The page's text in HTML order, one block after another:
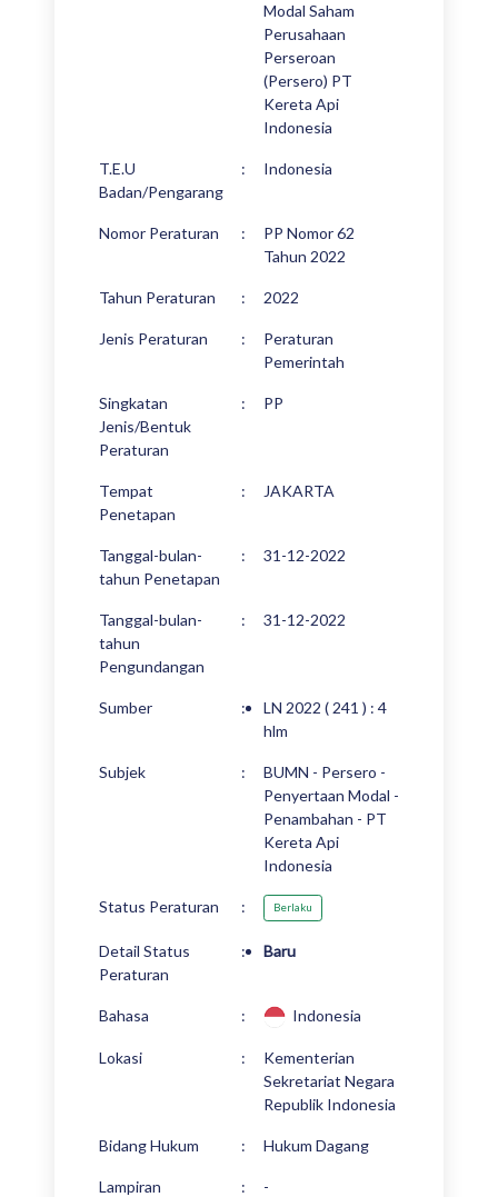
Modal Saham
Perusahaan
Perseroan
(Persero) PT
Kereta Api
Indonesia
T.E.U
Badan/Pengarang
: Indonesia
Nomor Peraturan :
PP Nomor 62
Tahun 2022
Tahun Peraturan : 2022
Jenis Peraturan :
Peraturan
Pemerintah
Singkatan
Jenis/Bentuk
Peraturan
: PP
Tempat
Penetapan
: JAKARTA
Tanggal-bulan-
tahun Penetapan
: 31-12-2022
Tanggal-bulan-
tahun
Pengundangan
: 31-12-2022
Sumber :
LN 2022 ( 241 ) : 4
hlm
Subjek :
BUMN - Persero -
Penyertaan Modal -
Penambahan - PT
Kereta Api
Indonesia
Status Peraturan : Berlaku
Detail Status
Peraturan
: Baru
Bahasa : Indonesia
Lokasi :
Kementerian
Sekretariat Negara
Republik Indonesia
Bidang Hukum : Hukum Dagang
Lampiran : -